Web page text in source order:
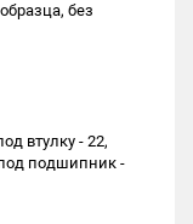
без
втулку - 22,
подшипник -